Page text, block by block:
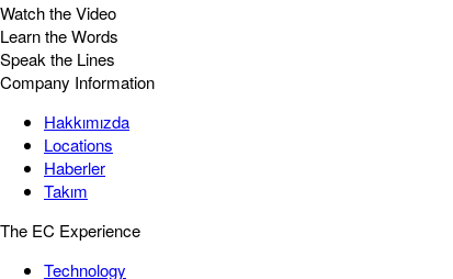
Watch the Video
Learn the Words
Speak the Lines
Company Information
Hakkımızda
Locations
Haberler
Takım
The EC Experience
Technology